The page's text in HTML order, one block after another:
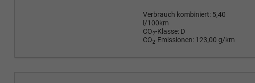
Verbrauch kombiniert: 5,40
l/100km
CO2-Klasse: D
CO2-Emissionen: 123,00 g/km